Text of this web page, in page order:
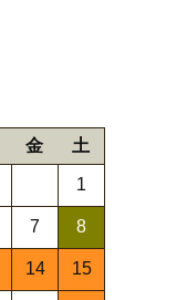
金 土
1
7 8
14 15